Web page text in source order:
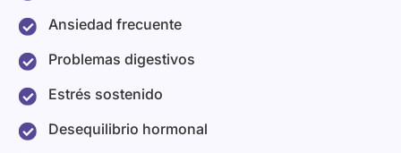
Ansiedad frecuente
Problemas digestivos
Estrés sostenido
Desequilibrio hormonal